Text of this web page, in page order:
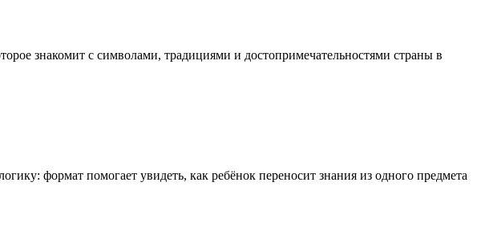
знакомит с символами, традициями и достопримечательностями страны в
формат помогает увидеть, как ребёнок переносит знания из одного предмета